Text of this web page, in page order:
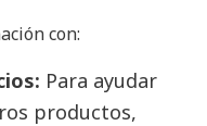
con:
Para ayudar
productos,